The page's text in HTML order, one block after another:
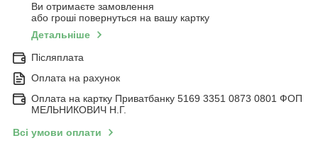
Ви отримаєте замовлення
або гроші повернуться на вашу картку
Детальніше
Післяплата
Оплата на рахунок
Оплата на картку Приватбанку 5169 3351 0873 0801 ФОП
МЕЛЬНИКОВИЧ Н.Г.
Всі умови оплати